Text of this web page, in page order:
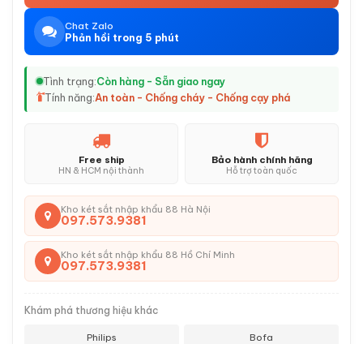
Chat Zalo
Phản hồi trong 5 phút
Tình trạng:Còn hàng - Sẵn giao ngay
Tính năng:An toàn - Chống cháy - Chống cạy phá
Free ship
HN & HCM nội thành
Bảo hành chính hãng
Hỗ trợ toàn quốc
Kho két sắt nhập khẩu 88 Hà Nội
097.573.9381
Kho két sắt nhập khẩu 88 Hồ Chí Minh
097.573.9381
Khám phá thương hiệu khác
Philips Bofa